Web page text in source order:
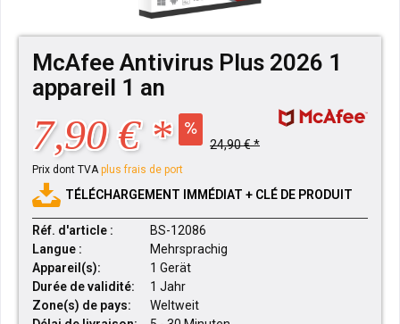
McAfee Antivirus Plus 2026 1
appareil 1 an
7,90 € * 24,90 € *
Prix dont TVAplus frais de port
TÉLÉCHARGEMENT IMMÉDIAT + CLÉ DE PRODUIT
Réf. d'article :
BS-12086
Langue :
Mehrsprachig
Appareil(s):
1 Gerät
Durée de validité:
1 Jahr
Zone(s) de pays:
Weltweit